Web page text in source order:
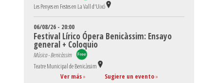
Les Penyes en Festes en La Vall d'Uixó
06/08/26 - 20:00
Festival Lírico Ópera Benicàssim: Ensayo
general + Coloquio
Música - Benicàssim
Teatre Municipal de Benicàssim
Ver más» Sugiere un evento»